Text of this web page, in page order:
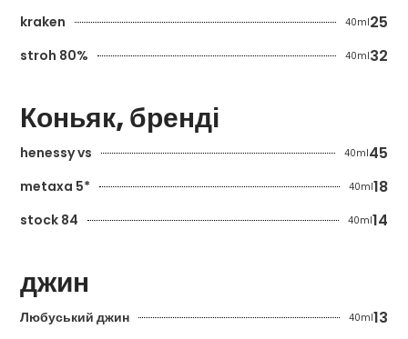
kraken 40ml25
stroh 80% 40ml32
Коньяк, бренді
henessy vs 40ml45
metaxa 5* 40ml18
stock 84 40ml14
джин
Любуський джин 40ml13